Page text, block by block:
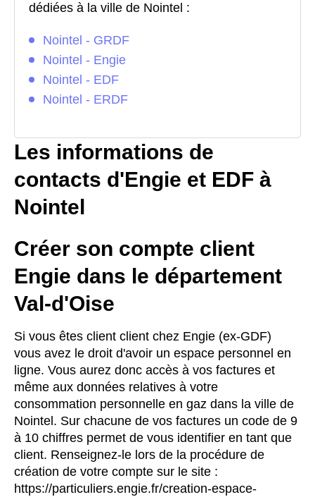
dédiées à la ville de Nointel :
Nointel - GRDF
Nointel - Engie
Nointel - EDF
Nointel - ERDF
Les informations de
contacts d'Engie et EDF à
Nointel
Créer son compte client
Engie dans le département
Val-d'Oise
Si vous êtes client client chez Engie (ex-GDF)
vous avez le droit d'avoir un espace personnel en
ligne. Vous aurez donc accès à vos factures et
même aux données relatives à votre
consommation personnelle en gaz dans la ville de
Nointel. Sur chacune de vos factures un code de 9
à 10 chiffres permet de vous identifier en tant que
client. Renseignez-le lors de la procédure de
création de votre compte sur le site :
https://particuliers.engie.fr/creation-espace-